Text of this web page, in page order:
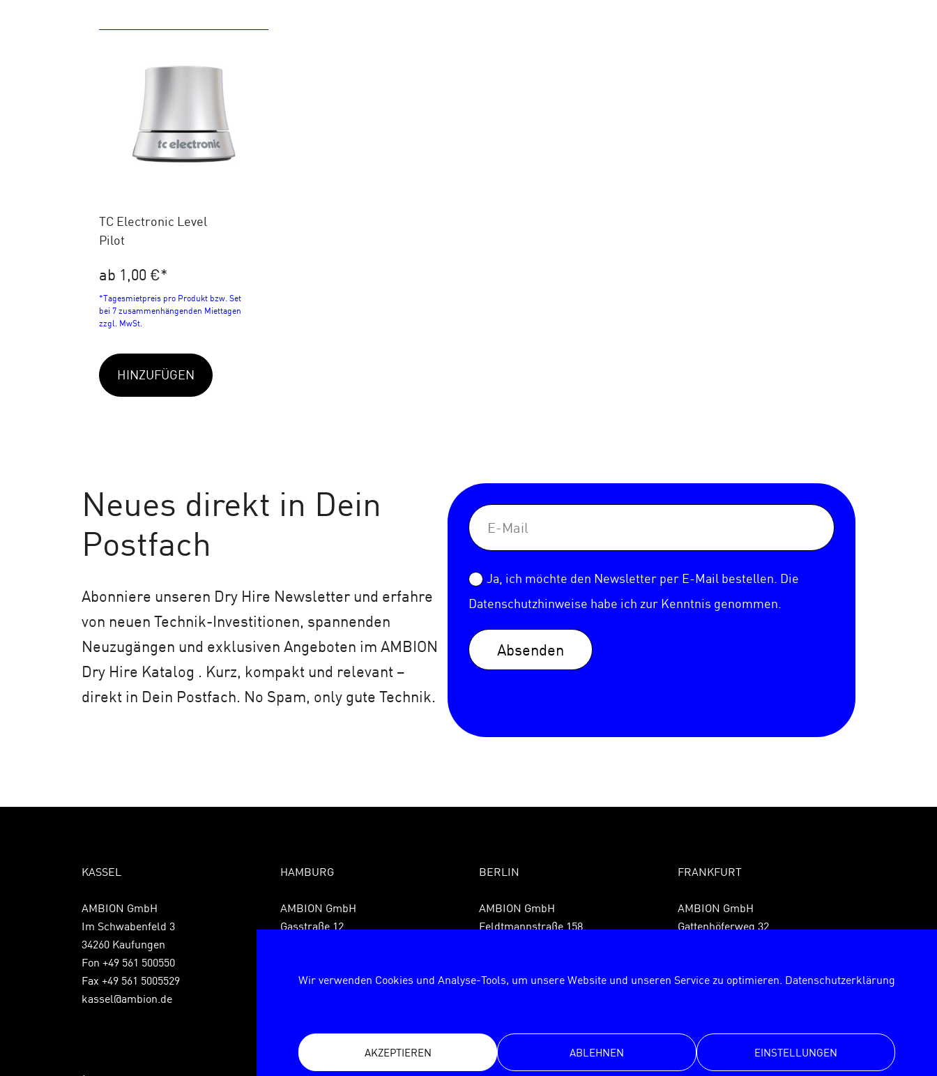
Wir verwenden Cookies und Analyse-Tools, um unsere Website und unseren Service zu optimieren. Datenschutzerklärung
AKZEPTIEREN ABLEHNEN EINSTELLUNGEN
TC Electronic Level
Pilot
ab 1,00 €*
*Tagesmietpreis pro Produkt bzw. Set
bei 7 zusammenhängenden Miettagen
zzgl. MwSt.
HINZUFÜGEN
Neues direkt in Dein
Postfach
Abonniere unseren Dry Hire Newsletter und erfahre
von neuen Technik-Investitionen, spannenden
Neuzugängen und exklusiven Angeboten im AMBION
Dry Hire Katalog . Kurz, kompakt und relevant –
direkt in Dein Postfach. No Spam, only gute Technik.
Ja, ich möchte den Newsletter per E-Mail bestellen. Die
Datenschutzhinweise habe ich zur Kenntnis genommen.
Absenden
KASSEL
AMBION GmbH
Im Schwabenfeld 3
34260 Kaufungen
Fon +49 561 500550
Fax +49 561 5005529
kassel@ambion.de
HAMBURG
AMBION GmbH
Gasstraße 12
Fax +49 40 8550758599
BERLIN
AMBION GmbH
Feldtmannstraße 158
Fax +49 30 726278429
FRANKFURT
AMBION GmbH
Gattenhöferweg 32
Fax +49 6171 9891529